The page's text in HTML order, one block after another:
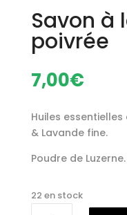
Savon à
poivrée
7,00€
Huiles
& Lavande fine.
Poudre de Luzerne.
22 en stock